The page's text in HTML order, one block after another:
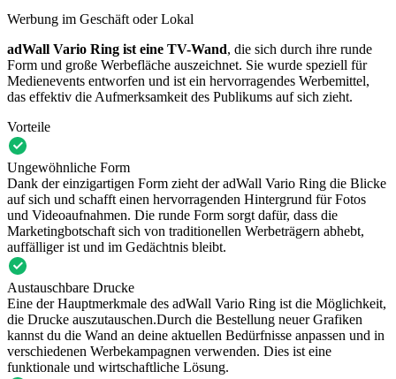
Werbung im Geschäft oder Lokal
adWall Vario Ring ist eine TV-Wand, die sich durch ihre runde
Form und große Werbefläche auszeichnet. Sie wurde speziell für
Medienevents entworfen und ist ein hervorragendes Werbemittel,
das effektiv die Aufmerksamkeit des Publikums auf sich zieht.
Vorteile
Ungewöhnliche Form
Dank der einzigartigen Form zieht der adWall Vario Ring die Blicke
auf sich und schafft einen hervorragenden Hintergrund für Fotos
und Videoaufnahmen. Die runde Form sorgt dafür, dass die
Marketingbotschaft sich von traditionellen Werbeträgern abhebt,
auffälliger ist und im Gedächtnis bleibt.
Austauschbare Drucke
Eine der Hauptmerkmale des adWall Vario Ring ist die Möglichkeit,
die Drucke auszutauschen.Durch die Bestellung neuer Grafiken
kannst du die Wand an deine aktuellen Bedürfnisse anpassen und in
verschiedenen Werbekampagnen verwenden. Dies ist eine
funktionale und wirtschaftliche Lösung.